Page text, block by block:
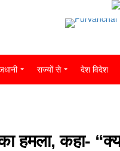
राज्यों से देश विदेश
हमला, कहा-